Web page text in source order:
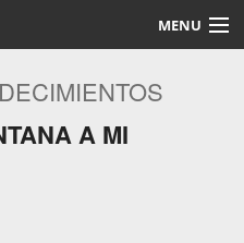
MENU
A MI